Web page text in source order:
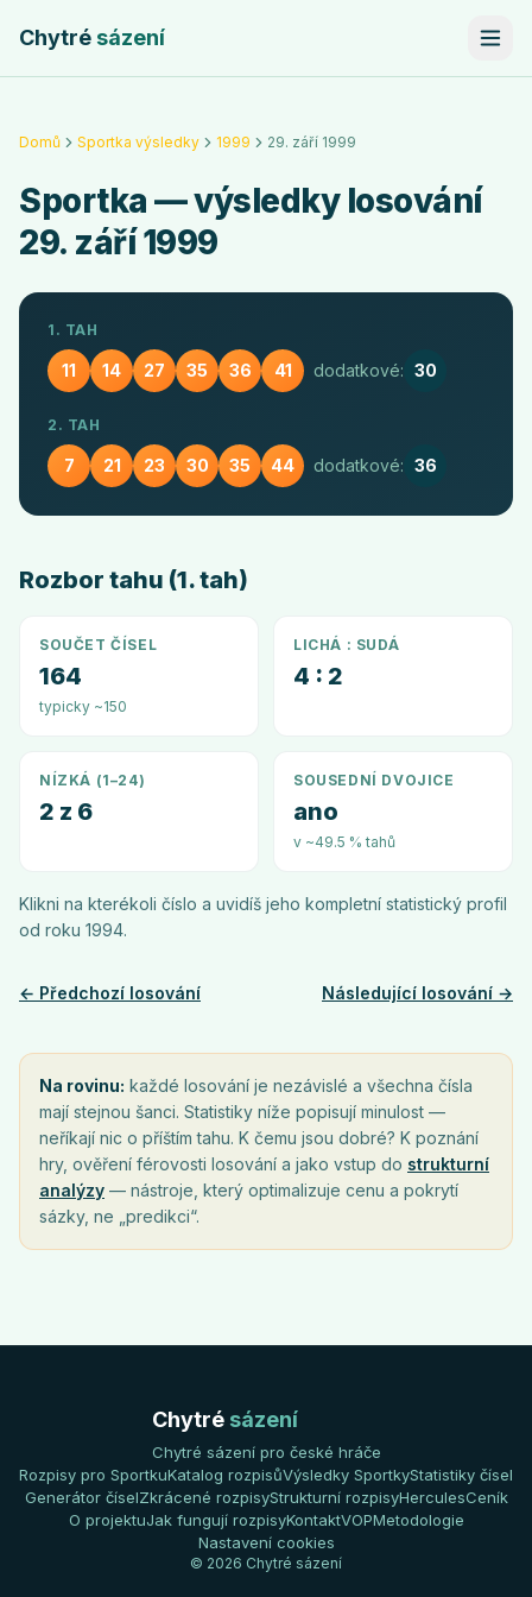
Chytrésázení
Domů Sportka výsledky 1999 29. září 1999
Sportka — výsledky losování
29. září 1999
1. TAH
11 14 27 35 36 41 dodatkové: 30
2. TAH
7 21 23 30 35 44 dodatkové: 36
Rozbor tahu (1. tah)
SOUČET ČÍSEL
164
typicky ~150
LICHÁ : SUDÁ
4 : 2
NÍZKÁ (1–24)
2 z 6
SOUSEDNÍ DVOJICE
ano
v ~49.5 % tahů
Klikni na kterékoli číslo a uvidíš jeho kompletní statistický profil
od roku 1994.
← Předchozí losování Následující losování →
Na rovinu: každé losování je nezávislé a všechna čísla
mají stejnou šanci. Statistiky níže popisují minulost —
neříkají nic o příštím tahu. K čemu jsou dobré? K poznání
hry, ověření férovosti losování a jako vstup do strukturní
analýzy — nástroje, který optimalizuje cenu a pokrytí
sázky, ne „predikci“.
Chytré sázení
Chytré sázení pro české hráče
Rozpisy pro SportkuKatalog rozpisůVýsledky SportkyStatistiky čísel
Generátor číselZkrácené rozpisyStrukturní rozpisyHerculesCeník
O projektuJak fungují rozpisyKontaktVOPMetodologie
Nastavení cookies
© 2026 Chytré sázení